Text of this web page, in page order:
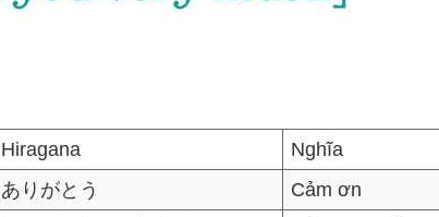
Hiragana
Nghĩa
ありがとう
Cảm ơn